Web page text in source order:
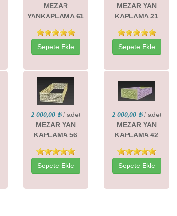
MEZAR
YANKAPLAMA 61
Sepete Ekle
MEZAR YAN
KAPLAMA 21
Sepete Ekle
2 000,00 ₺ / adet
MEZAR YAN
KAPLAMA 56
Sepete Ekle
2 000,00 ₺ / adet
MEZAR YAN
KAPLAMA 42
Sepete Ekle